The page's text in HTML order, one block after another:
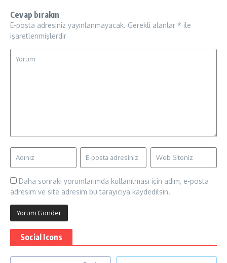
Cevap bırakın
E-posta adresiniz yayınlanmayacak. Gerekli alanlar * ile
işaretlenmişlerdir
Daha sonraki yorumlarımda kullanılması için adım, e-posta
adresim ve site adresim bu tarayıcıya kaydedilsin.
Social Icons